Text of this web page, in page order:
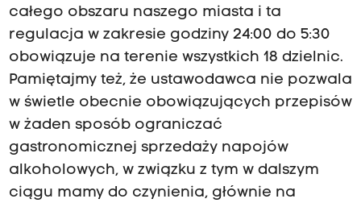
całego obszaru naszego miasta i ta
regulacja w zakresie godziny 24:00 do 5:30
obowiązuje na terenie wszystkich 18 dzielnic.
Pamiętajmy też, że ustawodawca nie pozwala
w świetle obecnie obowiązujących przepisów
w żaden sposób ograniczać
gastronomicznej sprzedaży napojów
alkoholowych, w związku z tym w dalszym
ciągu mamy do czynienia, głównie na